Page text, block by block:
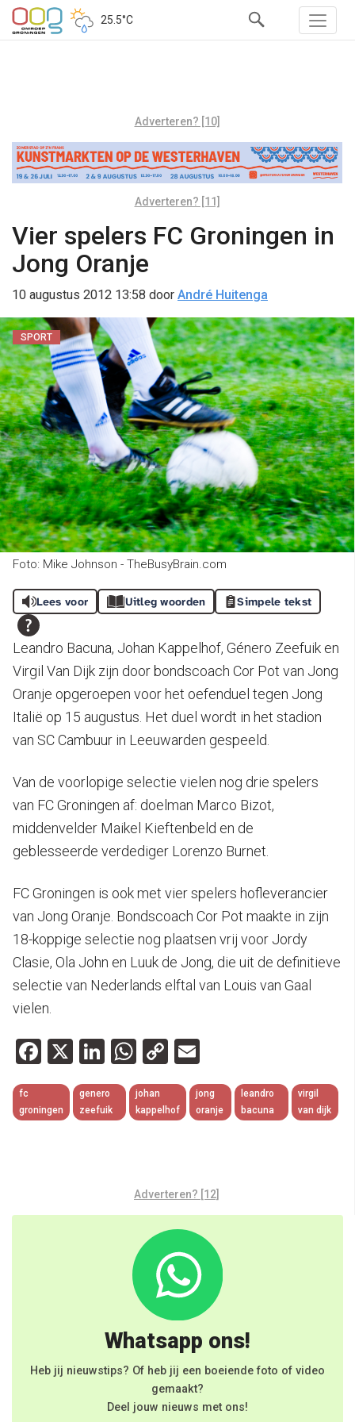
25.5°C
Adverteren? [10]
Adverteren? [11]
Vier spelers FC Groningen in
Jong Oranje
10 augustus 2012 13:58 door André Huitenga
SPORT
Foto: Mike Johnson - TheBusyBrain.com
Lees voor Uitleg woorden Simpele tekst
Leandro Bacuna, Johan Kappelhof, Género Zeefuik en
Virgil Van Dijk zijn door bondscoach Cor Pot van Jong
Oranje opgeroepen voor het oefenduel tegen Jong
Italië op 15 augustus. Het duel wordt in het stadion
van SC Cambuur in Leeuwarden gespeeld.
Van de voorlopige selectie vielen nog drie spelers
van FC Groningen af: doelman Marco Bizot,
middenvelder Maikel Kieftenbeld en de
geblesseerde verdediger Lorenzo Burnet.
FC Groningen is ook met vier spelers hofleverancier
van Jong Oranje. Bondscoach Cor Pot maakte in zijn
18-koppige selectie nog plaatsen vrij voor Jordy
Clasie, Ola John en Luuk de Jong, die uit de definitieve
selectie van Nederlands elftal van Louis van Gaal
vielen.
Facebook
X LinkedIn
WhatsApp
Copy
Link
fc
groningen
genero
zeefuik
johan
kappelhof
jong
oranje
leandro
bacuna
virgil
van dijk
Adverteren? [12]
Whatsapp ons!
Heb jij nieuwstips? Of heb jij een boeiende foto of video
gemaakt?
Deel jouw nieuws met ons!